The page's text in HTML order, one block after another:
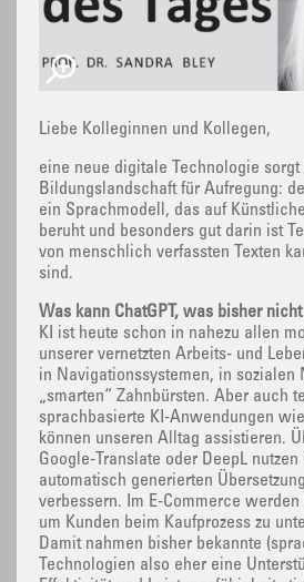
Liebe Kolleginnen und Kollegen,
eine neue digitale Technologie sorgt
Bildungslandschaft für Aufregung:
ein Sprachmodell, das auf
beruht und besonders gut darin ist
von menschlich verfassten Texten
sind.
Was kann ChatGPT, was bisher
KI ist heute schon in nahezu allen
unserer vernetzten Arbeits- und
in Navigationssystemen, in sozialen
„smarten“ Zahnbürsten. Aber auch
sprachbasierte KI-Anwendungen
können unseren Alltag assistieren.
Google-Translate oder DeepL nutzen
automatisch generierten
verbessern. Im E-Commerce werden
um Kunden beim Kaufprozess zu
Damit nahmen bisher bekannte
Technologien also eher eine